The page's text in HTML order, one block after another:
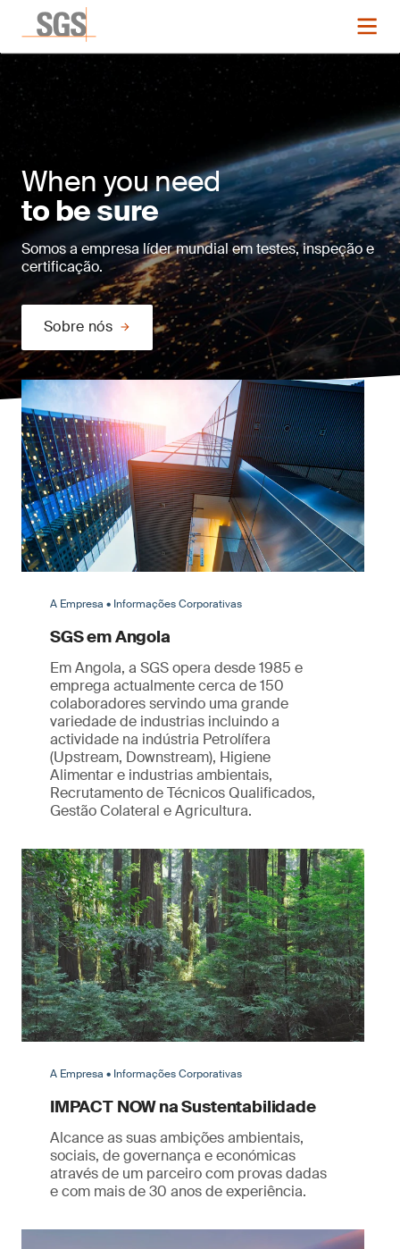
When you need
to be sure
Somos a empresa líder mundial em testes, inspeção e
certificação.
Sobre nós
A Empresa • Informações Corporativas
SGS em Angola
Em Angola, a SGS opera desde 1985 e
emprega actualmente cerca de 150
colaboradores servindo uma grande
variedade de industrias incluindo a
actividade na indústria Petrolífera
(Upstream, Downstream), Higiene
Alimentar e industrias ambientais,
Recrutamento de Técnicos Qualificados,
Gestão Colateral e Agricultura.
A Empresa • Informações Corporativas
IMPACT NOW na Sustentabilidade
Alcance as suas ambições ambientais,
sociais, de governança e económicas
através de um parceiro com provas dadas
e com mais de 30 anos de experiência.